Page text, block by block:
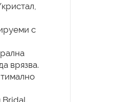
с
врязва.
Bridal.